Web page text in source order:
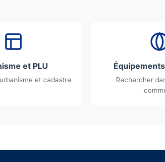
et PLU
et cadastre
Rechercher